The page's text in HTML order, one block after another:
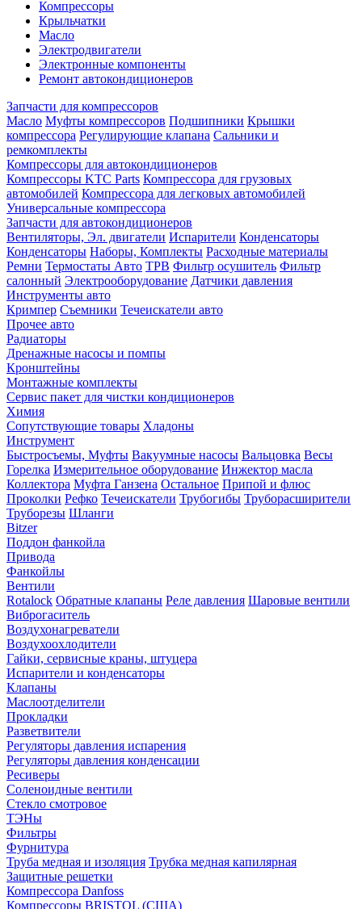
Компрессоры
Крыльчатки
Масло
Электродвигатели
Электронные компоненты
Ремонт автокондиционеров
Запчасти для компрессоров
Масло Муфты компрессоров Подшипники Крышки
компрессора Регулирующие клапана Сальники и
ремкомплекты
Компрессоры для автокондиционеров
Компрессоры KTC Parts Компрессора для грузовых
автомобилей Компрессора для легковых автомобилей
Универсальные компрессора
Запчасти для автокондиционеров
Вентиляторы, Эл. двигатели Испарители Конденсаторы
Конденсаторы Наборы, Комплекты Расходные материалы
Ремни Термостаты Авто ТРВ Фильтр осушитель Фильтр
салонный Электрооборудование Датчики давления
Инструменты авто
Кримпер Съемники Течеискатели авто
Прочее авто
Радиаторы
Дренажные насосы и помпы
Кронштейны
Монтажные комплекты
Сервис пакет для чистки кондиционеров
Химия
Сопутствующие товары Хладоны
Инструмент
Быстросъемы, Муфты Вакуумные насосы Вальцовка Весы
Горелка Измерительное оборудование Инжектор масла
Коллектора Муфта Ганзена Остальное Припой и флюс
Проколки Рефко Течеискатели Трубогибы Труборасширители
Труборезы Шланги
Bitzer
Поддон фанкойла
Привода
Фанкойлы
Вентили
Rotalock Обратные клапаны Реле давления Шаровые вентили
Виброгаситель
Воздухонагреватели
Воздухоохлодители
Гайки, сервисные краны, штуцера
Испарители и конденсаторы
Клапаны
Маслоотделители
Прокладки
Разветвители
Регуляторы давления испарения
Регуляторы давления конденсации
Ресиверы
Соленоидные вентили
Стекло смотровое
ТЭНы
Фильтры
Фурнитура
Труба медная и изоляция Трубка медная капилярная
Защитные решетки
Компрессора Danfoss
Компрессоры BRISTOL (США)